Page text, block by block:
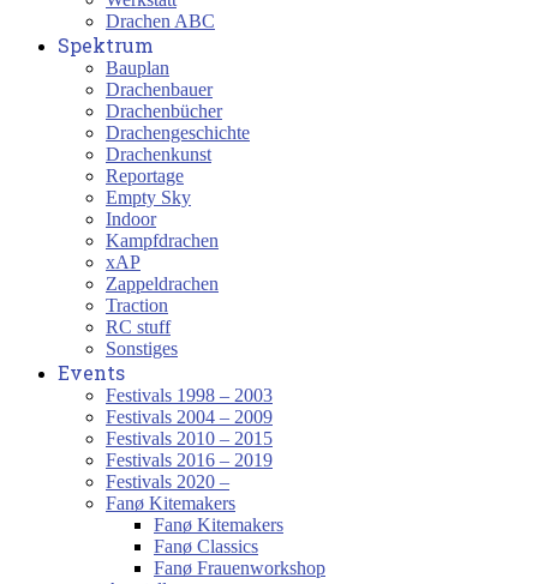
Drachen ABC
Spektrum
Bauplan
Drachenbauer
Drachenbücher
Drachengeschichte
Drachenkunst
Reportage
Empty Sky
Indoor
Kampfdrachen
xAP
Zappeldrachen
Traction
RC stuff
Sonstiges
Events
Festivals 1998 – 2003
Festivals 2004 – 2009
Festivals 2010 – 2015
Festivals 2016 – 2019
Festivals 2020 –
Fanø Kitemakers
Fanø Kitemakers
Fanø Classics
Fanø Frauenworkshop